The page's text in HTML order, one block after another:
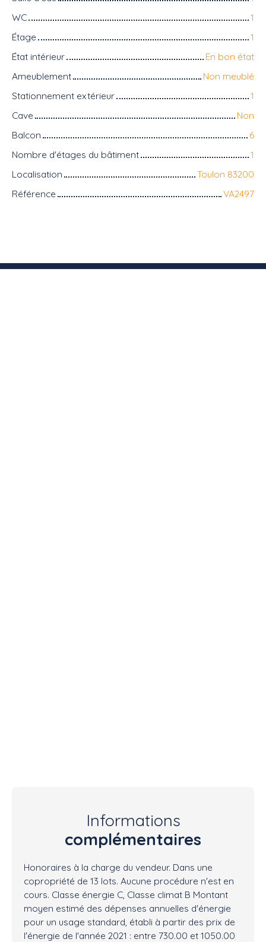
WC
1
Étage
1
État intérieur
En bon état
Ameublement
Non meublé
Stationnement extérieur
1
Cave
Non
Balcon
6
Nombre d'étages du bâtiment
1
Localisation
Toulon 83200
Référence
VA2497
Informations
complémentaires
Honoraires à la charge du vendeur. Dans une
copropriété de 13 lots. Aucune procédure n'est en
cours. Classe énergie C, Classe climat B Montant
moyen estimé des dépenses annuelles d'énergie
pour un usage standard, établi à partir des prix de
l'énergie de l'année 2021 : entre 730.00 et 1050.00